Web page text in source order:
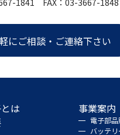
1841 FAX：03-3667-1848
にご相談・ご連絡下さい
は
事業案内
電子部
バッテ